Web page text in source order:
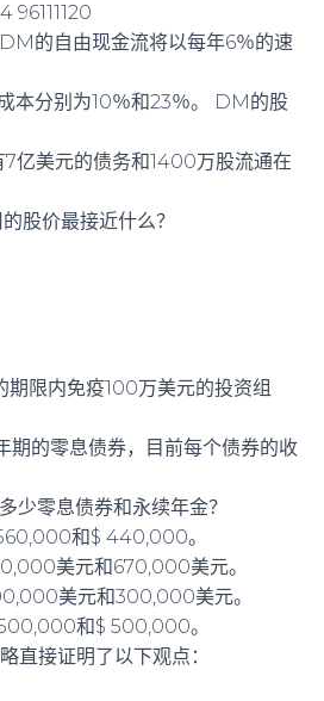
96111120
的自由现金流将以每年6％的速
本分别为10％和23％。 DM的股
亿美元的债务和1400万股流通在
股价最接近什么？
期限内免疫100万美元的投资组
期的零息债券，目前每个债券的收
少零息债券和永续年金？
和$ 440,000。
美元和670,000美元。
美元和300,000美元。
和$ 500,000。
直接证明了以下观点：